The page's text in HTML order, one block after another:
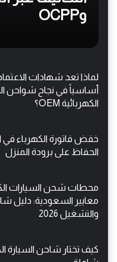
وOCPP
لماذا تعد شهادات
أساسياً في نجاح شواحن
الكهربائية OEM؟
خفض فاتورة الكهرباء
الحفاظ على برودة المنزل
محطات شحن السيارات
معايير السعودية: دليل
والتشغيل 2026
كيف تختار شاحن السيارة